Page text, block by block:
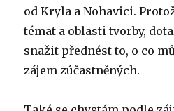
od Kryla a Nohavici.
témat a oblasti tvorby,
snažit přednést to, o co
zájem zúčastněných.